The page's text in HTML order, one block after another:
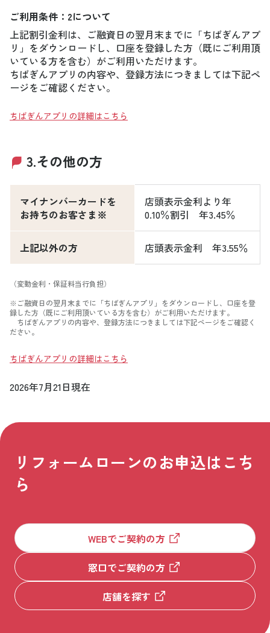
ご利用条件：2について
上記割引金利は、ご融資日の翌月末までに「ちばぎんアプ
リ」をダウンロードし、口座を登録した方（既にご利用頂
いている方を含む）がご利用いただけます。
ちばぎんアプリの内容や、登録方法につきましては下記ペ
ージをご確認ください。
ちばぎんアプリの詳細はこちら
3.その他の方
マイナンバーカードを
お持ちのお客さま※
店頭表示金利より年
0.10％割引 年3.45％
上記以外の方 店頭表示金利 年3.55％
（変動金利・保証料当行負担）
※ご融資日の翌月末までに「ちばぎんアプリ」をダウンロードし、口座を登
録した方（既にご利用頂いている方を含む）がご利用いただけます。
ちばぎんアプリの内容や、登録方法につきましては下記ページをご確認く
ださい。
ちばぎんアプリの詳細はこちら
2026年7月21日現在
リフォームローンのお申込はこち
ら
WEBでご契約の方
窓口でご契約の方
店舗を探す
ご留意事項
キャンペーン・プラン